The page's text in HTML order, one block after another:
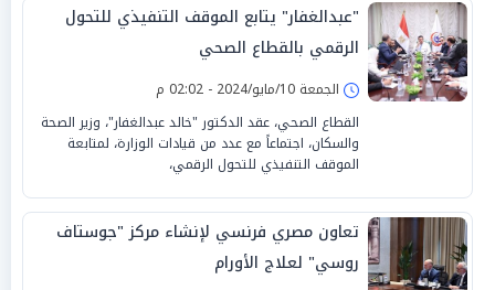
"عبدالغفار" يتابع الموقف التنفيذي للتحول
الرقمي بالقطاع الصحي
الجمعة 10/مايو/2024 - 02:02 م
القطاع الصحي، عقد الدكتور "خالد عبدالغفار"، وزير الصحة
والسكان، اجتماعاً مع عدد من قيادات الوزارة، لمتابعة
الموقف التنفيذي للتحول الرقمي،
تعاون مصري فرنسي لإنشاء مركز "جوستاف
روسي" لعلاج الأورام